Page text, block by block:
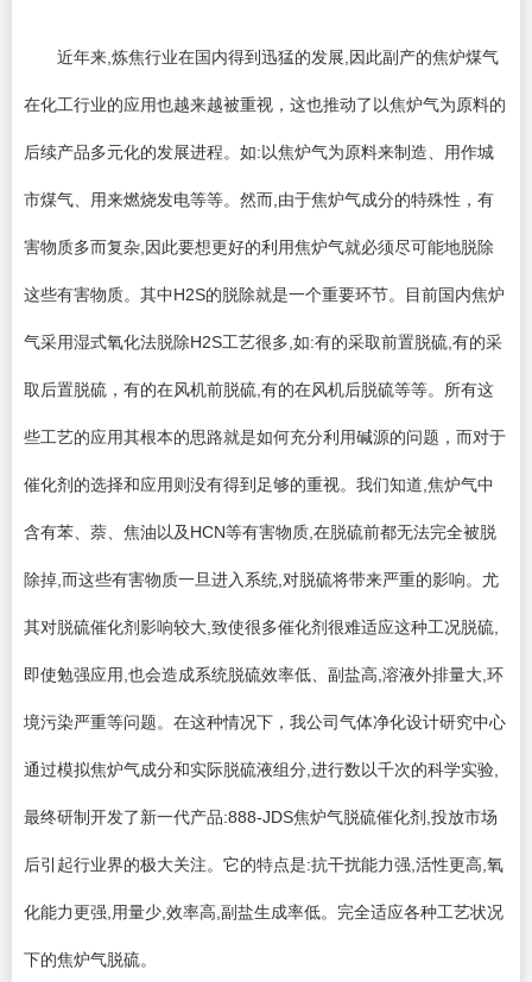
近年来,炼焦行业在国内得到迅猛的发展,因此副产的焦炉煤气
在化工行业的应用也越来越被重视，这也推动了以焦炉气为原料的
后续产品多元化的发展进程。如:以焦炉气为原料来制造、用作城
市煤气、用来燃烧发电等等。然而,由于焦炉气成分的特殊性，有
害物质多而复杂,因此要想更好的利用焦炉气就必须尽可能地脱除
这些有害物质。其中H2S的脱除就是一个重要环节。目前国内焦炉
气采用湿式氧化法脱除H2S工艺很多,如:有的采取前置脱硫,有的采
取后置脱硫，有的在风机前脱硫,有的在风机后脱硫等等。所有这
些工艺的应用其根本的思路就是如何充分利用碱源的问题，而对于
催化剂的选择和应用则没有得到足够的重视。我们知道,焦炉气中
含有苯、萘、焦油以及HCN等有害物质,在脱硫前都无法完全被脱
除掉,而这些有害物质一旦进入系统,对脱硫将带来严重的影响。尤
其对脱硫催化剂影响较大,致使很多催化剂很难适应这种工况脱硫,
即使勉强应用,也会造成系统脱硫效率低、副盐高,溶液外排量大,环
境污染严重等问题。在这种情况下，我公司气体净化设计研究中心
通过模拟焦炉气成分和实际脱硫液组分,进行数以千次的科学实验,
最终研制开发了新一代产品:888-JDS焦炉气脱硫催化剂,投放市场
后引起行业界的极大关注。它的特点是:抗干扰能力强,活性更高,氧
化能力更强,用量少,效率高,副盐生成率低。完全适应各种工艺状况
下的焦炉气脱硫。